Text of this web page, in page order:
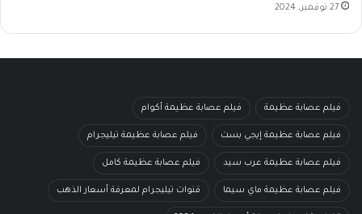
27 نوفمبر، 2024
فيلم عصابة عظيمة فيلم عصابة عظيمة أكوام
فيلم عصابة عظيمة إيجي بست فيلم عصابة عظيمة تيليجرام
فيلم عصابة عظيمة عرب سيد فيلم عصابة عظيمة كامل
فيلم عصابة عظيمة ماي سيما قنوات تيليجرام لمعرفة أسعار الذهب